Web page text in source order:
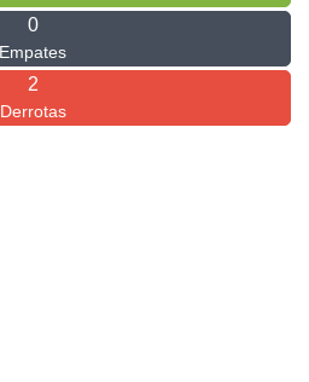
0
Empates
2
Derrotas